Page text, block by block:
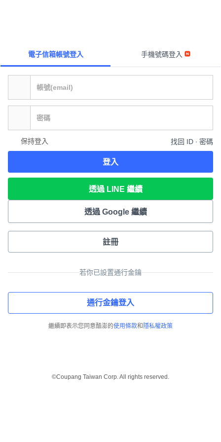
電子信箱帳號登入 手機號碼登入
保持登入 找回 ID ∙ 密碼
登入
透過 LINE 繼續
透過 Google 繼續
註冊
若你已設置通行金鑰
通行金鑰登入
繼續即表示您同意酷澎的使用條款和 隱私權政策
©Coupang Taiwan Corp. All rights reserved.